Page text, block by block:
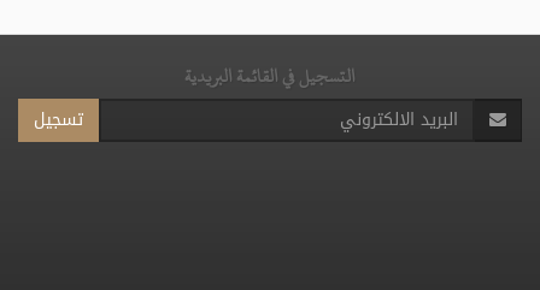
التسجيل في القائمة البريدية
تسجيل